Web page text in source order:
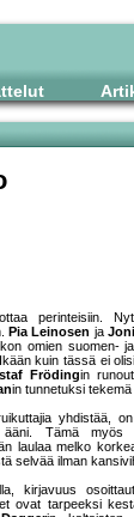
perinteisiin.
Pia Leinosen ja
omien suomen-
kuin tässä ei
Frödingin
in tunnetuksi tekemä
yhdistää,
Tämä myös
laulaa melko
selvää ilman
kirjavuus
ovat tarpeeksi